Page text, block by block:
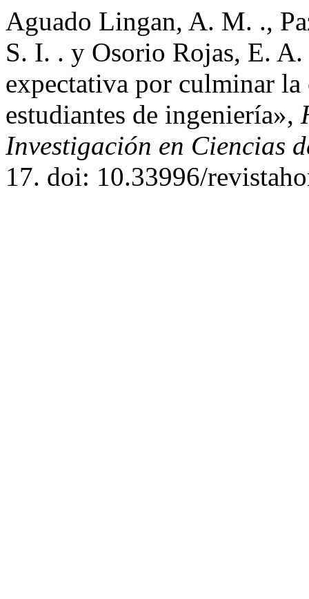
Aguado Lingan, A. M. .,
S. I. . y Osorio Rojas, E.
expectativa por culminar
estudiantes de ingeniería»,
Investigación en Ciencias
17. doi: 10.33996/